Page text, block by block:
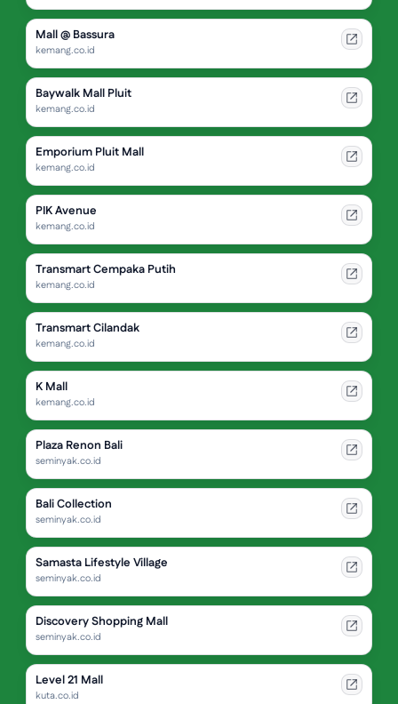
Mall @ Bassura
kemang.co.id
Baywalk Mall Pluit
kemang.co.id
Emporium Pluit Mall
kemang.co.id
PIK Avenue
kemang.co.id
Transmart Cempaka Putih
kemang.co.id
Transmart Cilandak
kemang.co.id
K Mall
kemang.co.id
Plaza Renon Bali
seminyak.co.id
Bali Collection
seminyak.co.id
Samasta Lifestyle Village
seminyak.co.id
Discovery Shopping Mall
seminyak.co.id
Level 21 Mall
kuta.co.id